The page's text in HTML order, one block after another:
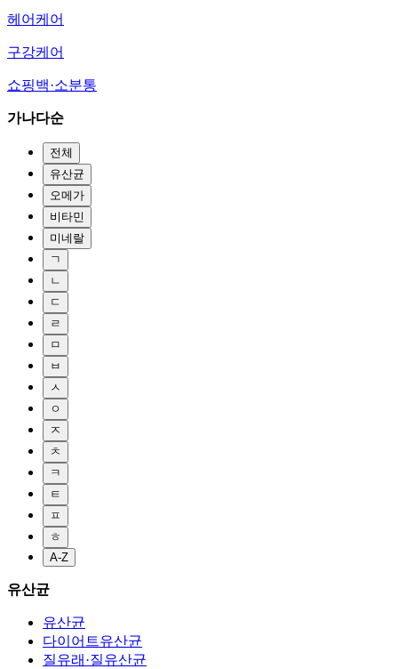
헤어케어
구강케어
쇼핑백·소분통
가나다순
전체
유산균
오메가
비타민
미네랄
ㄱ
ㄴ
ㄷ
ㄹ
ㅁ
ㅂ
ㅅ
ㅇ
ㅈ
ㅊ
ㅋ
ㅌ
ㅍ
ㅎ
A-Z
유산균
유산균
다이어트유산균
질유래·질유산균